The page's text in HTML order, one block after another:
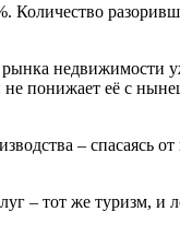
недвижимости
понижает её с
– спасаясь
– тот же туризм, и